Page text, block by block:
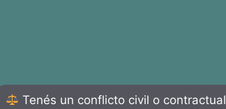
Tenés un conflicto civil o contractual